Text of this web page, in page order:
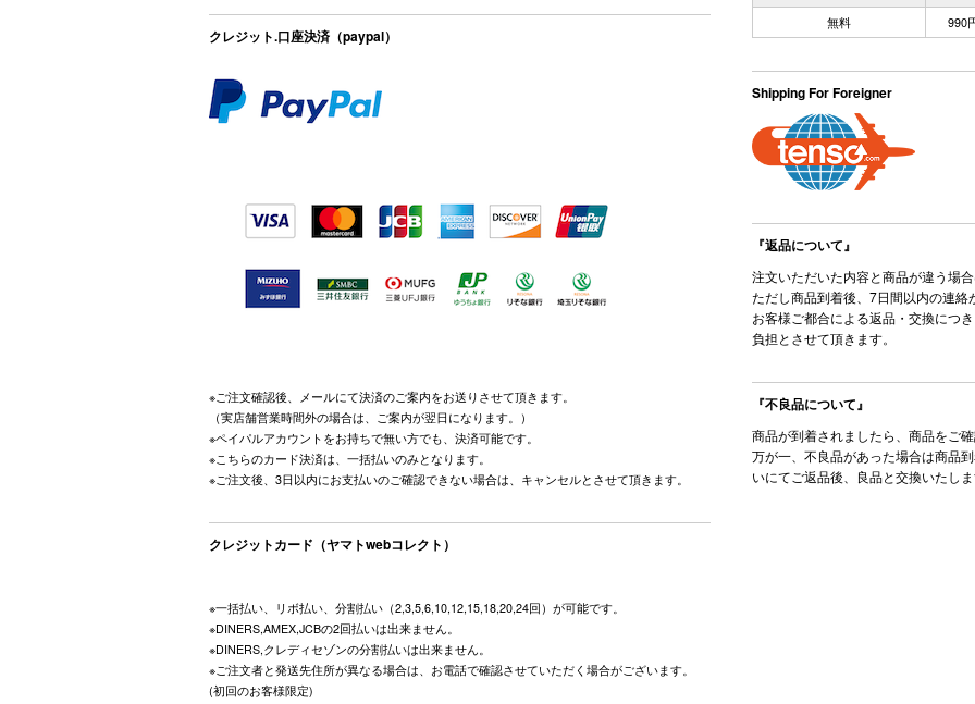
クレジット.口座決済（paypal）
※ご注文確認後、メールにて決済のご案内をお送りさせて頂きます。
（実店舗営業時間外の場合は、ご案内が翌日になります。）
※ペイパルアカウントをお持ちで無い方でも、決済可能です。
※こちらのカード決済は、一括払いのみとなります。
※ご注文後、3日以内にお支払いのご確認できない場合は、キャンセルとさせて頂きます。
クレジットカード（ヤマトwebコレクト）
※一括払い、リボ払い、分割払い（2,3,5,6,10,12,15,18,20,24回）が可能です。
※DINERS,AMEX,JCBの2回払いは出来ません。
※DINERS,クレディセゾンの分割払いは出来ません。
※ご注文者と発送先住所が異なる場合は、お電話で確認させていただく場合がございます。
(初回のお客様限定)
無料
990
Shipping For Foreigner
『返品について』
注文いただいた内容と商品が違う場
ただし商品到着後、7日間以内の連絡
お客様ご都合による返品・交換につ
負担とさせて頂きます。
『不良品について』
商品が到着されましたら、商品をご
万が一、不良品があった場合は商品
いにてご返品後、良品と交換いたし